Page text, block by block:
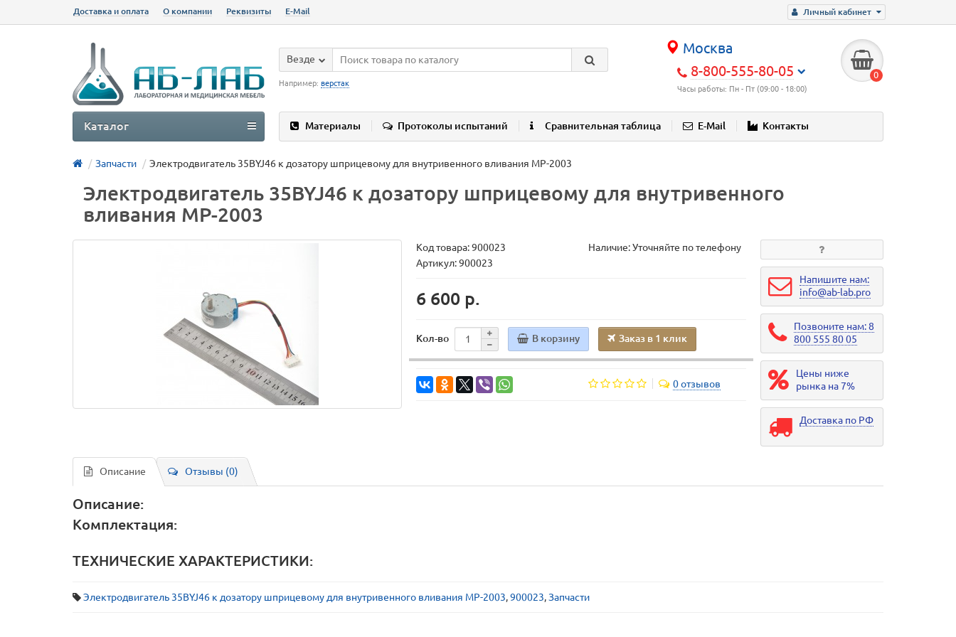
Личный кабинет
Доставка и оплата О компании Реквизиты E-Mail
Москва
8-800-555-80-05
Часы работы: Пн - Пт (09:00 - 18:00)
0
Везде
Например: верстак
Материалы Протоколы испытаний Сравнительная таблица E-Mail Контакты
Каталог
Запчасти Электродвигатель 35BYJ46 к дозатору шприцевому для внутривенного вливания MP-2003
Электродвигатель 35BYJ46 к дозатору шприцевому для внутривенного
вливания MP-2003
Код товара:900023
Наличие: Уточняйте по телефону
Артикул: 900023
6 600 р.
Кол-во В корзину Заказ в 1 клик
0 отзывов
Напишите нам:
info@ab-lab.pro
Позвоните нам: 8
800 555 80 05
Цены ниже
рынка на 7%
Доставка по РФ
Описание Отзывы (0)
Описание:
Комплектация:
ТЕХНИЧЕСКИЕ ХАРАКТЕРИСТИКИ:
Электродвигатель 35BYJ46 к дозатору шприцевому для внутривенного вливания MP-2003,900023,Запчасти